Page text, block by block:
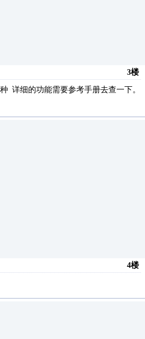
3楼
详细的功能需要参考手册去查一下。
4楼